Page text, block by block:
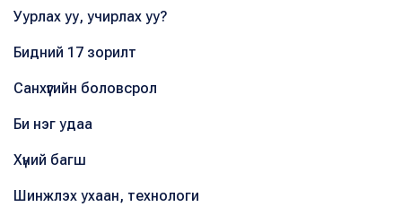
Уурлах уу, учирлах уу?
Бидний 17 зорилт
Санхүүгийн боловсрол
Би нэг удаа
Хүний багш
Шинжлэх ухаан, технологи